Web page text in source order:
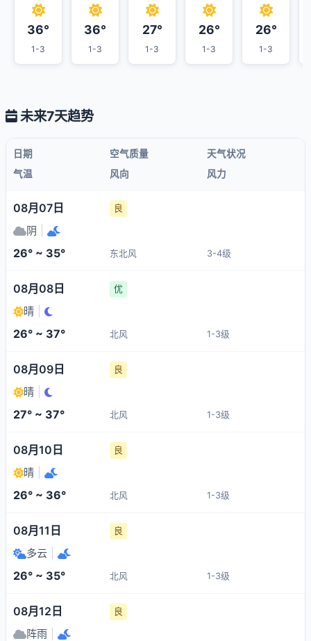
36°
1-3
36°
1-3
27°
1-3
26°
1-3
26°
1-3
未来7天趋势
日期 空气质量
天气状况
气温
风向 风力
08月07日 良
阴
26° ~ 35° 东北风 3-4级
08月08日 优
晴
26° ~ 37° 北风 1-3级
08月09日 良
晴
27° ~ 37° 北风 1-3级
08月10日 良
晴
26° ~ 36° 北风 1-3级
08月11日 良
多云
26° ~ 35° 北风 1-3级
08月12日 良
阵雨